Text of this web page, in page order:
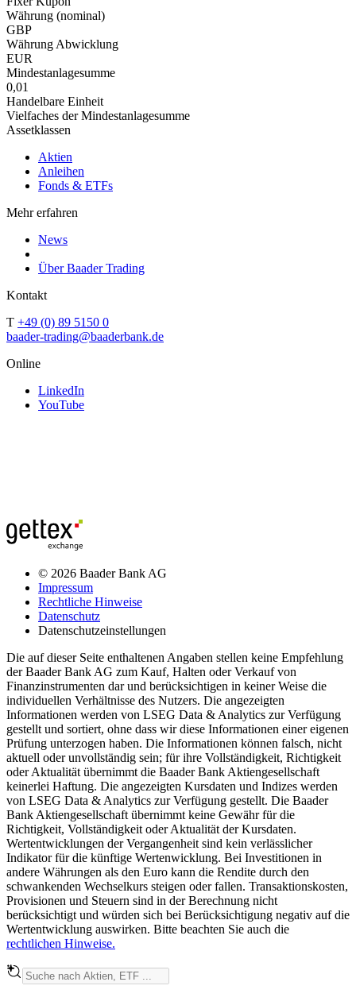
Währung (nominal)
GBP
Währung Abwicklung
EUR
Mindestanlagesumme
0,01
Handelbare Einheit
Vielfaches der Mindestanlagesumme
Assetklassen
Aktien
Anleihen
Fonds & ETFs
Mehr erfahren
News
Über Baader Trading
Kontakt
T +49 (0) 89 5150 0
baader-trading@baaderbank.de
Online
LinkedIn
YouTube
© 2026 Baader Bank AG
Impressum
Rechtliche Hinweise
Datenschutz
Datenschutzeinstellungen
Die auf dieser Seite enthaltenen Angaben stellen keine Empfehlung
der Baader Bank AG zum Kauf, Halten oder Verkauf von
Finanzinstrumenten dar und berücksichtigen in keiner Weise die
individuellen Verhältnisse des Nutzers. Die angezeigten
Informationen werden von LSEG Data & Analytics zur Verfügung
gestellt und sortiert, ohne dass wir diese Informationen einer eigenen
Prüfung unterzogen haben. Die Informationen können falsch, nicht
aktuell oder unvollständig sein; für ihre Vollständigkeit, Richtigkeit
oder Aktualität übernimmt die Baader Bank Aktiengesellschaft
keinerlei Haftung. Die angezeigten Kursdaten und Indizes werden
von LSEG Data & Analytics zur Verfügung gestellt. Die Baader
Bank Aktiengesellschaft übernimmt keine Gewähr für die
Richtigkeit, Vollständigkeit oder Aktualität der Kursdaten.
Wertentwicklungen der Vergangenheit sind kein verlässlicher
Indikator für die künftige Wertenwicklung. Bei Investitionen in
andere Währungen als den Euro kann die Rendite durch den
schwankenden Wechselkurs steigen oder fallen. Transaktionskosten,
Provisionen und Steuern sind in der Berechnung nicht
berücksichtigt und würden sich bei Berücksichtigung negativ auf die
Wertentwicklung auswirken. Bitte beachten Sie auch die
rechtlichen Hinweise.